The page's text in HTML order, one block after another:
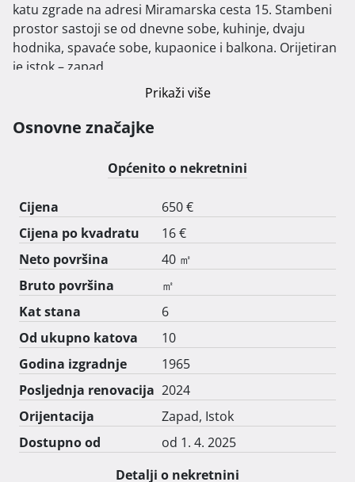
katu zgrade na adresi Miramarska cesta 15. Stambeni
prostor sastoji se od dnevne sobe, kuhinje, dvaju
hodnika, spavaće sobe, kupaonice i balkona. Orijetiran
je istok – zapad.
poglavarstvo, Importanne centar i Koncertna dvorana
Cijena mjesečnog najma je 650 eura + režije + polog u
iznosu mjesečnog najma.
Stan je useljiv od 1. 4. 2025. Iznajmljuje se na najmanje
godinu dana uz obvezno potpisivanje ugovora.
Sve dodatne informacije možete dobiti na 095 900
1294.
Prikaži više
Osnovne značajke
Općenito o nekretnini
Cijena
650 €
Cijena po kvadratu
16 €
Neto površina
40 ㎡
Bruto površina
㎡
Kat stana
6
Od ukupno katova
10
Godina izgradnje
1965
Posljednja renovacija 2024
Orijentacija
Zapad, Istok
Dostupno od
od 1. 4. 2025
Detalji o nekretnini